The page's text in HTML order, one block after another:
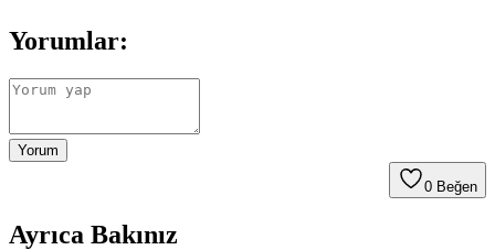
Yorumlar:
Yorum
0 Beğen
Ayrıca Bakınız